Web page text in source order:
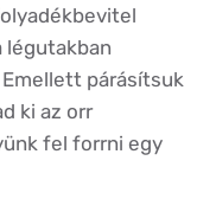
légutakban
párásítsuk
ki az orr
fel forrni egy